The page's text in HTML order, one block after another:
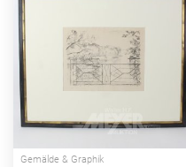
Gemälde & Graphik